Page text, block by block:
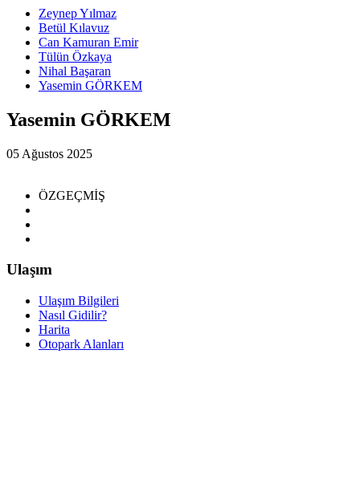
Zeynep Yılmaz
Betül Kılavuz
Can Kamuran Emir
Tülün Özkaya
Nihal Başaran
Yasemin GÖRKEM
Yasemin GÖRKEM
05 Ağustos 2025
ÖZGEÇMİŞ
Ulaşım
Ulaşım Bilgileri
Nasıl Gidilir?
Harita
Otopark Alanları